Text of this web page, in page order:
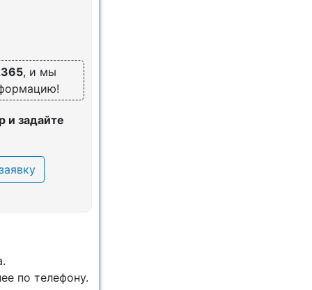
, и мы
и задайте
по телефону.